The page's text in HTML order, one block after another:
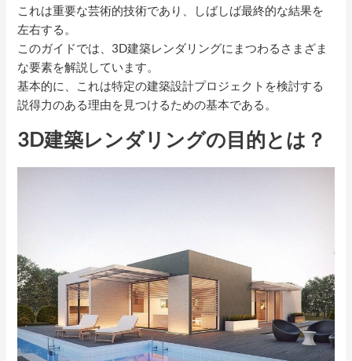
これは重要な芸術的技術であり、しばしば最終的な結果を
左右する。
このガイドでは、3D建築レンダリングにまつわるさまざま
な要素を解説しています。
基本的に、これは特定の建築設計プロジェクトを検討する
説得力のある理由を見つけるための基本である。
3D建築レンダリングの目的とは？